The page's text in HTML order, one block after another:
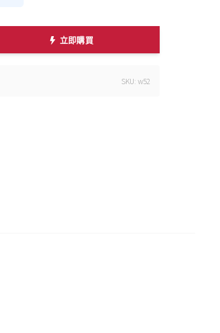
立即購買
SKU: w52